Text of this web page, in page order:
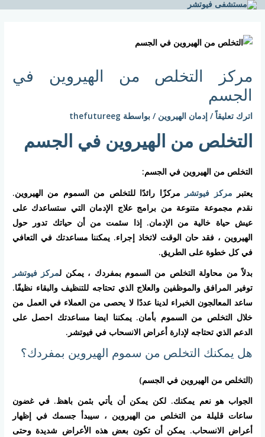
تخطي
المحتوى
مركز التخلص من الهيروين في
الجسم
اترك تعليقاً /إدمان الهيروين / بواسطة thefutureeg
التخلص من الهيروين في الجسم
التخلص من الهيروين في الجسم:
يعتبر مركز فيوتشر
مركزًا رائدًا للتخلص من السموم من الهيروين.
نقدم مجموعة متنوعة من برامج علاج الإدمان التي ستساعدك على
عيش حياة خالية من الإدمان. إذا سئمت من أن حياتك تدور حول
الهيروين ، فقد حان الوقت لاتخاذ إجراء. يمكننا مساعدتك في التعافي
في كل خطوة على الطريق.
بدلاً من محاولة التخلص من السموم بمفردك ، يمكن لمركز فيوتشر
توفير المرافق والموظفين والعلاج الذي تحتاجه للتنظيف والبقاء نظيفًا.
ساعد المعالجون الخبراء لدينا عددًا لا يحصى من العملاء في العمل من
خلال التخلص من السموم بأمان. يمكننا ايضا مساعدتك احصل على
الدعم الذي تحتاجه لإدارة أعراض الانسحاب في فيوتشر.
هل يمكنك التخلص من سموم الهيروين بمفردك؟
(التخلص من الهيروين في الجسم)
الجواب هو نعم يمكنك. لكن يمكن أن يأتي بثمن باهظ. في غضون
ساعات قليلة من التخلص من الهيروين ، سيبدأ جسمك في إظهار
أعراض الانسحاب. يمكن أن تكون بعض هذه الأعراض شديدة وحتى
navigation